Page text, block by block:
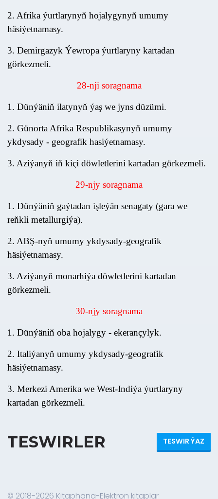
2. Afrika ýurtlarynyň hojalygynyň umumy
häsiýetnamasy.
3. Demirgazyk Ýewropa ýurtlaryny kartadan
görkezmeli.
28-njisoragnama
1. Dünýäniň ilatynyň ýaş we jyns düzümi.
2. Günorta Afrika Respublikasynyň umumy
ykdysady - geografik hasiýetnamasy.
3. Aziýanyň iň kiçi döwletlerini kartadan görkezmeli.
29-njy soragnama
1. Dünýäniň gaýtadan işleýän senagaty (gara we
reňkli metallurgiýa).
2. ABŞ-nyň umumy ykdysady-geografik
häsiýetnamasy.
3. Aziýanyň monarhiýa döwletlerini kartadan
görkezmeli.
30-njy soragnama
1. Dünýäniň oba hojalygy - ekerançylyk.
2. Italiýanyň umumy ykdysady-geografik
häsiýetnamasy.
3. Merkezi Amerika we West-Indiýa ýurtlaryny
kartadan görkezmeli.
TESWIRLER TESWIR ÝAZ
© 2018-2026 Kitaphana-Elektron kitaplar